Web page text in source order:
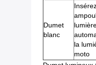
Dumet
blanc
la
moto